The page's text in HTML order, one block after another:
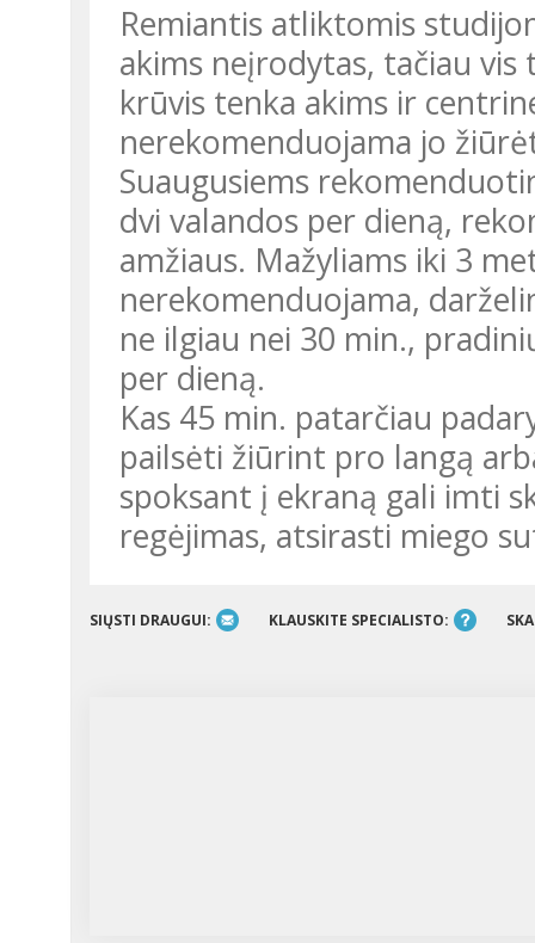
Remiantis atliktomis studijomis neigiamas televizoriaus poveikis
akims neįrodytas, tačiau
krūvis tenka akims ir
nerekomenduojama jo
Suaugusiems rekomenduotina televizoriaus žiūrėjimo trukmė –
dvi valandos per dieną,
amžiaus. Mažyliams iki 3
nerekomenduojama,
ne ilgiau nei 30 min.,
per dieną.
Kas 45 min. patarčiau padaryti 5-10 min. pertrauką ir leisti akims
pailsėti žiūrint pro langą
spoksant į ekraną gali imti
regėjimas, atsirasti miego
SIŲSTI DRAUGUI: KLAUSKITE SPECIALISTO: